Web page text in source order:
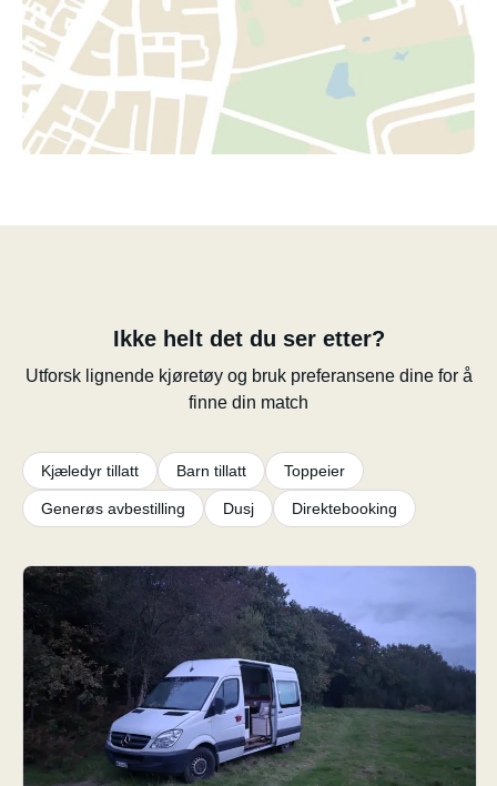
Ikke helt det du ser etter?
Utforsk lignende kjøretøy og bruk preferansene dine for å
finne din match
Kjæledyr tillatt Barn tillatt Toppeier
Generøs avbestilling Dusj Direktebooking